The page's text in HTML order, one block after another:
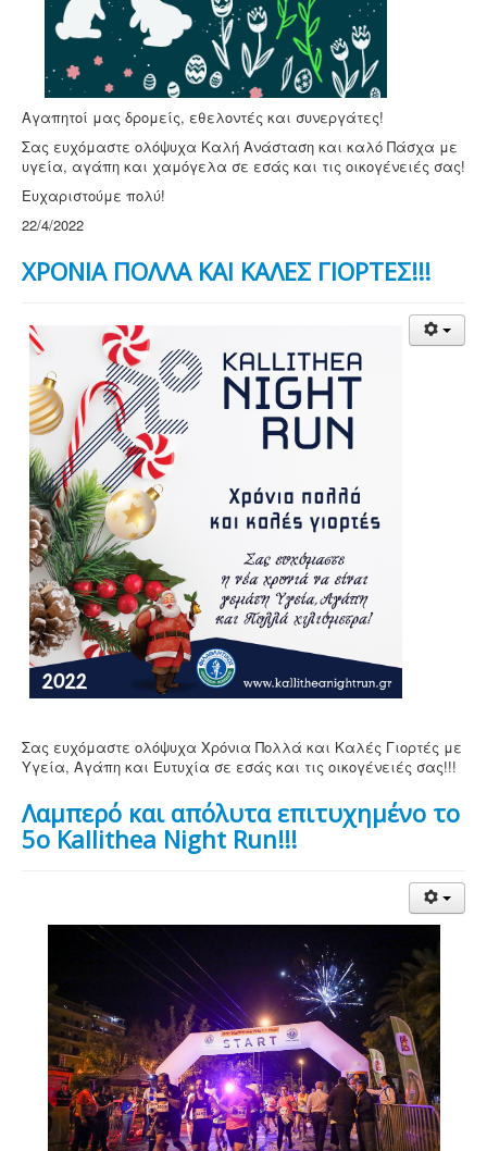
Αγαπητοί μας δρομείς, εθελοντές και συνεργάτες!
Σας ευχόμαστε ολόψυχα Καλή Ανάσταση και καλό Πάσχα με
υγεία, αγάπη και χαμόγελα σε εσάς και τις οικογένειές σας!
Ευχαριστούμε πολύ!
22/4/2022
ΧΡΟΝΙΑ ΠΟΛΛΑ ΚΑΙ ΚΑΛΕΣ ΓΙΟΡΤΕΣ!!!
Σας ευχόμαστε ολόψυχα Χρόνια Πολλά και Καλές Γιορτές με
Υγεία, Αγάπη και Ευτυχία σε εσάς και τις οικογένειές σας!!!
Λαμπερό και απόλυτα επιτυχημένο το
5ο Kallithea Night Run!!!